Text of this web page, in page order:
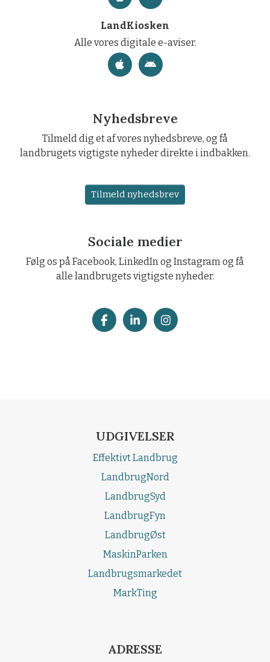
LandKiosken
Alle vores digitale e-aviser.
Nyhedsbreve
Tilmeld dig et af vores nyhedsbreve, og få
landbrugets vigtigste nyheder direkte i indbakken.
Tilmeld nyhedsbrev
Sociale medier
Følg os på Facebook, LinkedIn og Instagram og få
alle landbrugets vigtigste nyheder.
UDGIVELSER
Effektivt Landbrug
LandbrugNord
LandbrugSyd
LandbrugFyn
LandbrugØst
MaskinParken
Landbrugsmarkedet
MarkTing
ADRESSE